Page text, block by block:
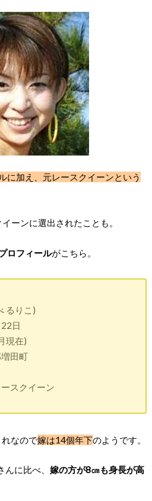
に加え、元レースクイーンという
ーンに選出されたことも。
ロフィールがこちら。
るりこ)
日
現在)
田町
スクイーン
なので嫁は14個年下のようです。
に比べ、 嫁の方が8㎝も身長が高